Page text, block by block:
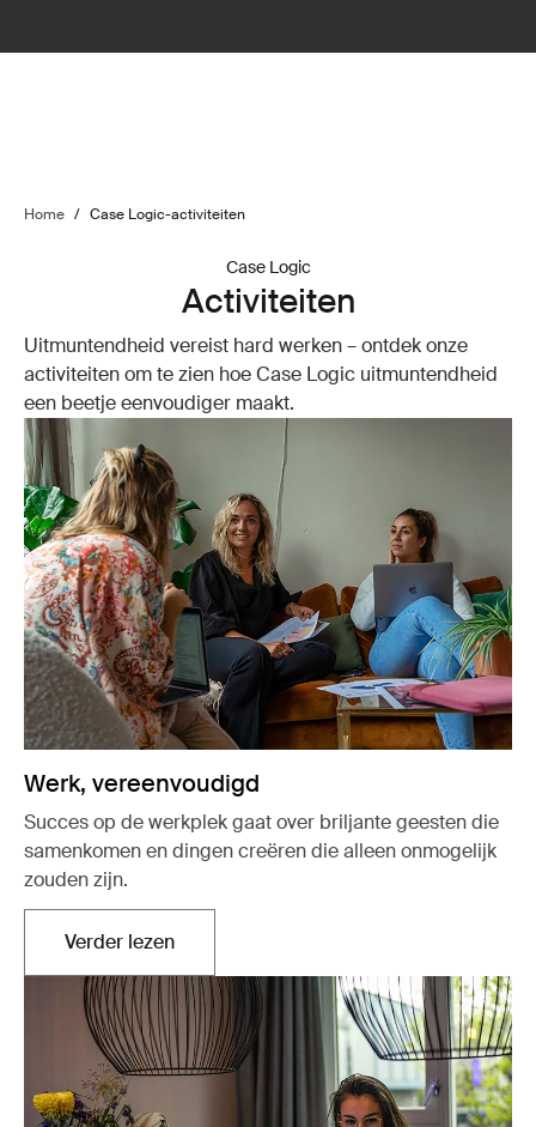
Home / Case Logic-activiteiten
Case Logic
Activiteiten
Uitmuntendheid vereist hard werken – ontdek onze
activiteiten om te zien hoe Case Logic uitmuntendheid
een beetje eenvoudiger maakt.
Werk, vereenvoudigd
Succes op de werkplek gaat over briljante geesten die
samenkomen en dingen creëren die alleen onmogelijk
zouden zijn.
Verder lezenOpent in een nieuw tabblad